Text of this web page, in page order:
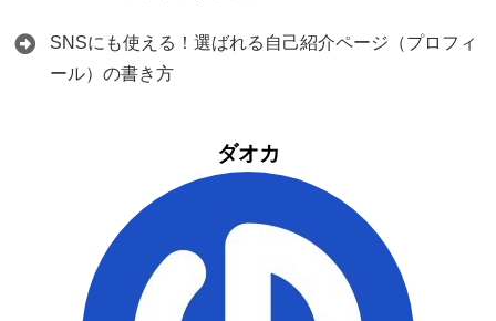
SNSにも使える！選ばれる自己紹介ページ（プロフィ
ール）の書き方
ダオカ